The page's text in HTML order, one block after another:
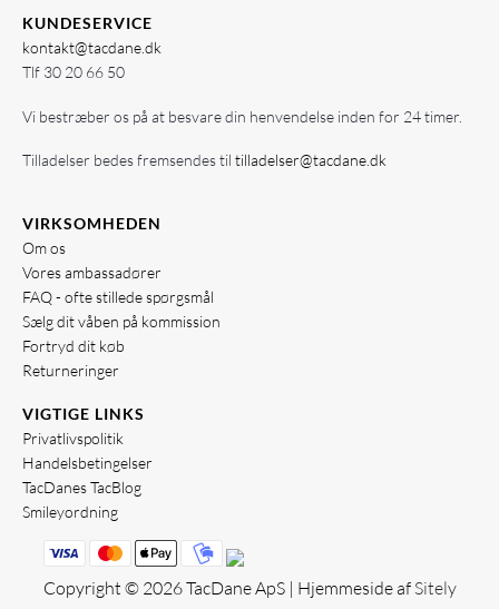
KUNDESERVICE
kontakt@tacdane.dk
Tlf 30 20 66 50
Vi bestræber os på at besvare din henvendelse inden for 24 timer.
Tilladelser bedes fremsendes til tilladelser@tacdane.dk
VIRKSOMHEDEN
Om os
Vores ambassadører
FAQ - ofte stillede spørgsmål
Sælg dit våben på kommission
Fortryd dit køb
Returneringer
VIGTIGE LINKS
Privatlivspolitik
Handelsbetingelser
TacDanes TacBlog
Smileyordning
Copyright © 2026 TacDane ApS | Hjemmeside af Sitely